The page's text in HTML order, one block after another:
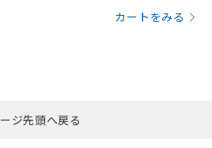
カートをみる
ジ先頭へ戻る